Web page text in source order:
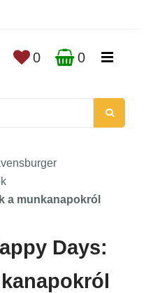
0 0
a munkanapokról
Days: